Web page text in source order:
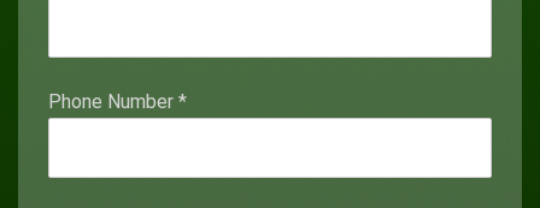
Phone Number *